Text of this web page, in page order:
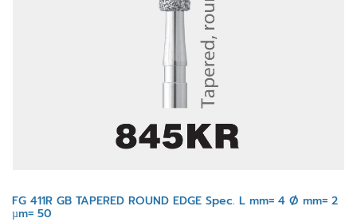
FG 411R GB TAPERED ROUND EDGE Spec. L mm= 4 Ø mm= 2
µm= 50